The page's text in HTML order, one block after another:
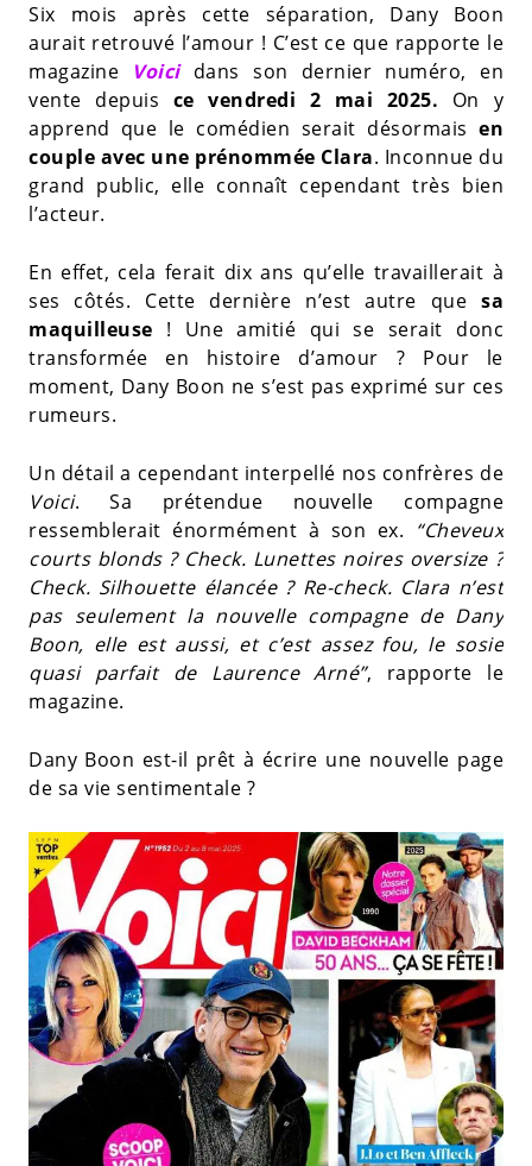
Six mois après cette séparation, Dany Boon
aurait retrouvé l’amour ! C’est ce que rapporte le
magazine
Voici dans son dernier numéro, en
vente depuis ce vendredi 2 mai 2025. On y
apprend que le comédien serait désormais en
couple avec une prénommée Clara. Inconnue du
grand public, elle connaît cependant très bien
l’acteur.
En effet, cela ferait dix ans qu’elle travaillerait à
ses côtés. Cette dernière n’est autre que sa
maquilleuse ! Une amitié qui se serait donc
transformée en histoire d’amour ? Pour le
moment, Dany Boon ne s’est pas exprimé sur ces
rumeurs.
Un détail a cependant interpellé nos confrères de
Voici. Sa prétendue nouvelle compagne
ressemblerait énormément à son ex. “Cheveux
courts blonds ? Check. Lunettes noires oversize ?
Check. Silhouette élancée ? Re-check. Clara n’est
pas seulement la nouvelle compagne de Dany
Boon, elle est aussi, et c’est assez fou, le sosie
quasi parfait de Laurence Arné”, rapporte le
magazine.
Dany Boon est-il prêt à écrire une nouvelle page
de sa vie sentimentale ?